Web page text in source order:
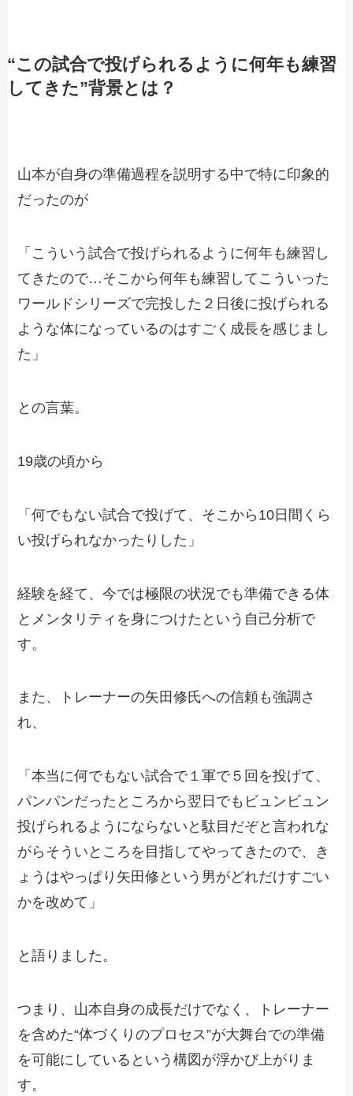
“この試合で投げられるように何年も練習
してきた”背景とは？
山本が自身の準備過程を説明する中で特に印象的
だったのが
「こういう試合で投げられるように何年も練習し
てきたので…そこから何年も練習してこういった
ワールドシリーズで完投した２日後に投げられる
ような体になっているのはすごく成長を感じまし
た」
との言葉。
19歳の頃から
「何でもない試合で投げて、そこから10日間くら
い投げられなかったりした」
経験を経て、今では極限の状況でも準備できる体
とメンタリティを身につけたという自己分析で
す。
また、トレーナーの矢田修氏への信頼も強調さ
れ、
「本当に何でもない試合で１軍で５回を投げて、
パンパンだったところから翌日でもビュンビュン
投げられるようにならないと駄目だぞと言われな
がらそういところを目指してやってきたので、き
ょうはやっぱり矢田修という男がどれだけすごい
かを改めて」
と語りました。
つまり、山本自身の成長だけでなく、トレーナー
を含めた“体づくりのプロセス”が大舞台での準備
を可能にしているという構図が浮かび上がりま
す。